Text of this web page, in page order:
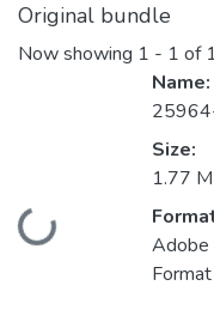
Original bundle
Now showing 1 - 1 of
Loading...
Name:
Size:
1.77
Adobe
Format